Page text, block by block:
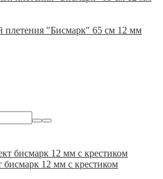
плетения "Бисмарк" 65 см 12 мм
12 мм с крестиком